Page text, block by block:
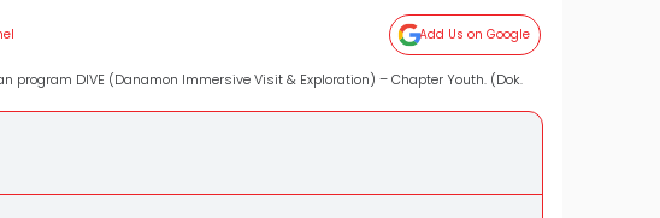
Add Us on Google
program DIVE (Danamon Immersive Visit & Exploration) – Chapter Youth. (Dok.